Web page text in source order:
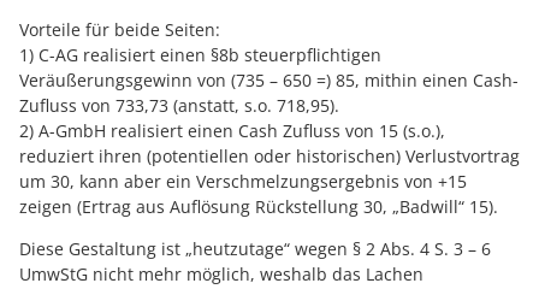
Vorteile für beide Seiten:
1) C-AG realisiert einen §8b steuerpflichtigen
Veräußerungsgewinn von (735 – 650 =) 85, mithin einen Cash-
Zufluss von 733,73 (anstatt, s.o. 718,95).
2) A-GmbH realisiert einen Cash Zufluss von 15 (s.o.),
reduziert ihren (potentiellen oder historischen) Verlustvortrag
um 30, kann aber ein Verschmelzungsergebnis von +15
zeigen (Ertrag aus Auflösung Rückstellung 30, „Badwill“ 15).
Diese Gestaltung ist „heutzutage“ wegen § 2 Abs. 4 S. 3 – 6
UmwStG nicht mehr möglich, weshalb das Lachen